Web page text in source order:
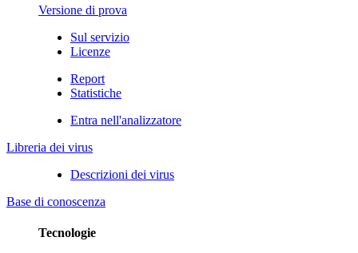
Versione di prova
Sul servizio
Licenze
Report
Statistiche
Entra nell'analizzatore
Libreria dei virus
Descrizioni dei virus
Base di conoscenza
Tecnologie